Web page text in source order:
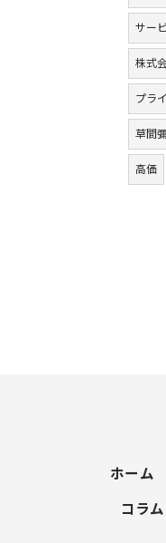
サー
株式
プラ
草間
高価
ホーム
コラム